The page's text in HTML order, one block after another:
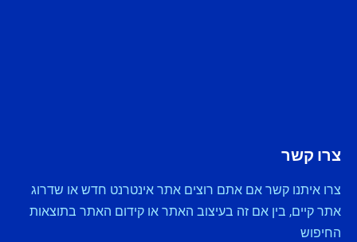
צרו קשר
צרו איתנו קשר אם אתם רוצים אתר אינטרנט חדש או שדרוג
אתר קיים, בין אם זה בעיצוב האתר או קידום האתר בתוצאות
החיפוש